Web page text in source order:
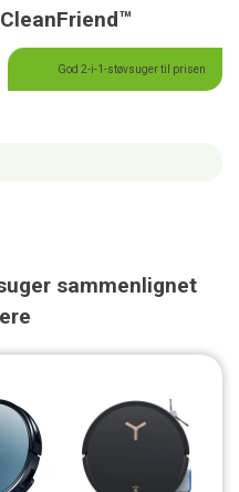
God 2-i-1-støvsuger til prisen
sammenlignet